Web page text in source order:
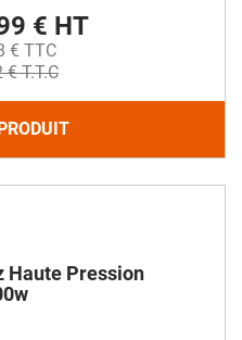
€ HT
€ TTC
€ T.T.C
Haute Pression